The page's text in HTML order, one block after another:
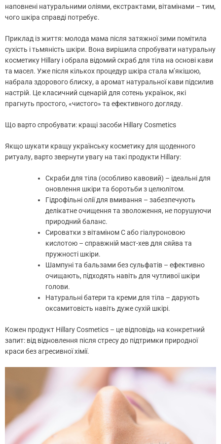
наповнені натуральними оліями, екстрактами, вітамінами – тим,
чого шкіра справді потребує.
Приклад із життя: молода мама після затяжної зими помітила
сухість і тьмяність шкіри. Вона вирішила спробувати натуральну
косметику Hillary і обрала відомий скраб для тіла на основі кави
та масел. Уже після кількох процедур шкіра стала м’якішою,
набрала здорового блиску, а аромат натуральної кави підсилив
настрій. Це класичний сценарій для сотень українок, які
прагнуть простого, «чистого» та ефективного догляду.
Що варто спробувати: кращі засоби Hillary Cosmetics
Якщо шукати кращу українську косметику для щоденного
ритуалу, варто звернути увагу на такі продукти Hillary:
Скраби для тіла (особливо кавовий) – ідеальні для
оновлення шкіри та боротьби з целюлітом.
Гідрофільні олії для вмивання – забезпечують
делікатне очищення та зволоження, не порушуючи
природний баланс.
Сироватки з вітаміном С або гіалуроновою
кислотою – справжній маст-хев для сяйва та
пружності шкіри.
Шампуні та бальзами без сульфатів – ефективно
очищають, підходять навіть для чутливої шкіри
голови.
Натуральні батери та креми для тіла – дарують
оксамитовість навіть дуже сухій шкірі.
Кожен продукт Hillary Cosmetics – це відповідь на конкретний
запит: від відновлення після стресу до підтримки природної
краси без агресивної хімії.